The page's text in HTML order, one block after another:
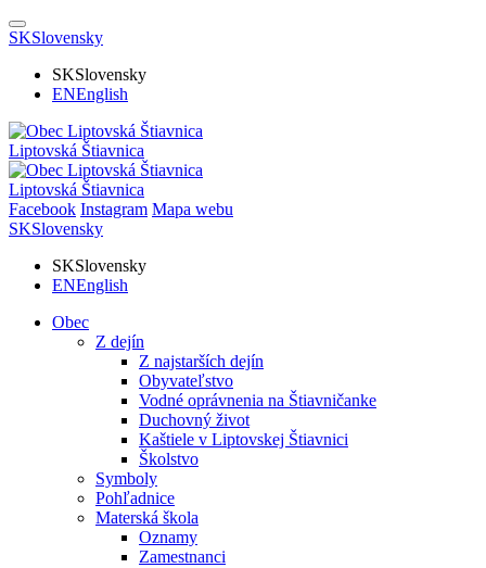
SKSlovensky
SKSlovensky
ENEnglish
Liptovská Štiavnica
Liptovská Štiavnica
Facebook Instagram Mapa webu
SKSlovensky
SKSlovensky
ENEnglish
Obec
Z dejín
Z najstarších dejín
Obyvateľstvo
Vodné oprávnenia na Štiavničanke
Duchovný život
Kaštiele v Liptovskej Štiavnici
Školstvo
Symboly
Pohľadnice
Materská škola
Oznamy
Zamestnanci